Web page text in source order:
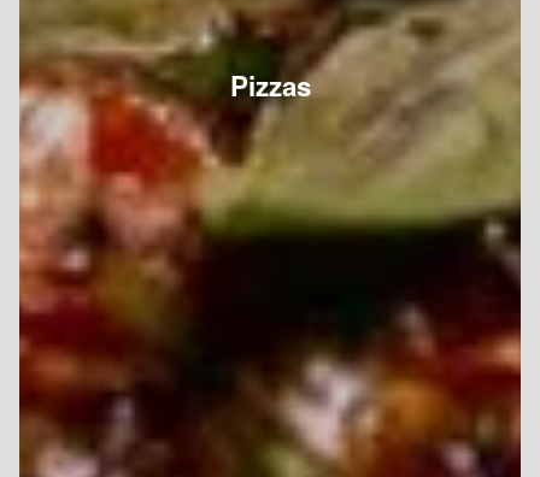
Pizzas